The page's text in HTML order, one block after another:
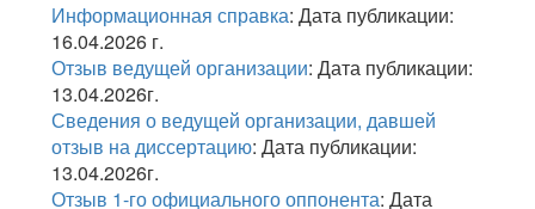
Информационная справка: Дата публикации:
16.04.2026 г.
Отзыв ведущей организации: Дата публикации:
13.04.2026г.
Сведения о ведущей организации, давшей
отзыв на диссертацию: Дата публикации:
13.04.2026г.
Отзыв 1-го официального оппонента: Дата